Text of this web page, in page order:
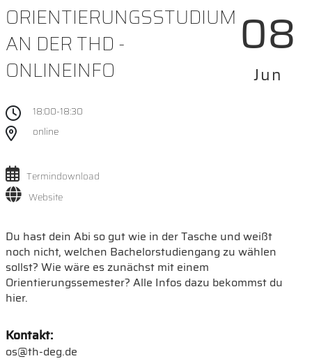
ORIENTIERUNGSSTUDIUM
AN DER THD -
ONLINEINFO
18:00-18:30
online
Termindownload
Website
08
Jun
Du hast dein Abi so gut wie in der Tasche und weißt
noch nicht, welchen Bachelorstudiengang zu wählen
sollst? Wie wäre es zunächst mit einem
Orientierungssemester? Alle Infos dazu bekommst du
hier.
Kontakt:
os@th-deg.de